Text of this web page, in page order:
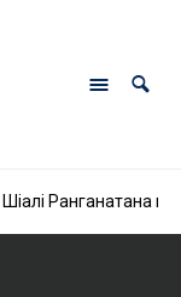
Ранганатана на